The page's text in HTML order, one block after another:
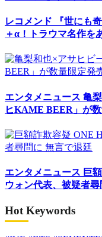
レコメンド 『世にも
＋α！トラウマ名作を
エンタメニュース 亀
ヒKAME BEER」が
エンタメニュース 巨
ウォン代表、被疑者
Hot Keywords